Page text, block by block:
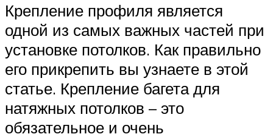
Крепление профиля является
одной из самых важных частей при
установке потолков. Как правильно
его прикрепить вы узнаете в этой
статье. Крепление багета для
натяжных потолков – это
обязательное и очень